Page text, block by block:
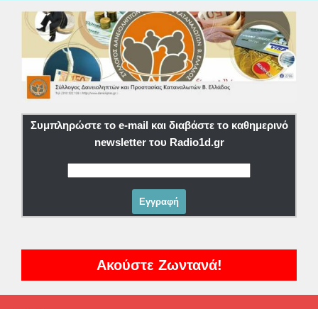
Συμπληρώστε το e-mail και διαβάστε το καθημερινό
newsletter του Radio1d.gr
Ακούστε Ζωντανά!